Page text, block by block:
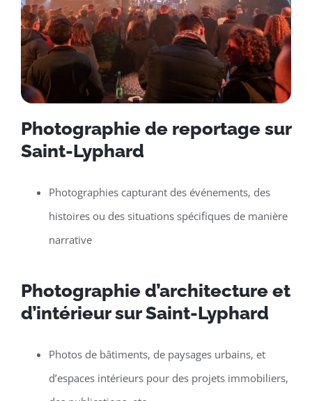
Photographie de reportage sur
Saint-Lyphard
Photographies capturant des événements, des
histoires ou des situations spécifiques de manière
narrative
Photographie d’architecture et
d’intérieur sur Saint-Lyphard
Photos de bâtiments, de paysages urbains, et
d’espaces intérieurs pour des projets immobiliers,